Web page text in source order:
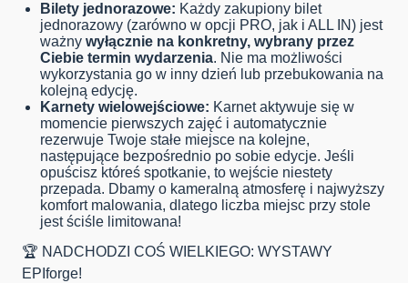
Bilety jednorazowe: Każdy zakupiony bilet
jednorazowy (zarówno w opcji PRO, jak i ALL IN) jest
ważny wyłącznie na konkretny, wybrany przez
Ciebie termin wydarzenia. Nie ma możliwości
wykorzystania go w inny dzień lub przebukowania na
kolejną edycję.
Karnety wielowejściowe: Karnet aktywuje się w
momencie pierwszych zajęć i automatycznie
rezerwuje Twoje stałe miejsce na kolejne,
następujące bezpośrednio po sobie edycje. Jeśli
opuścisz któreś spotkanie, to wejście niestety
przepada. Dbamy o kameralną atmosferę i najwyższy
komfort malowania, dlatego liczba miejsc przy stole
jest ściśle limitowana!
🏆 NADCHODZI COŚ WIELKIEGO: WYSTAWY
EPIforge!